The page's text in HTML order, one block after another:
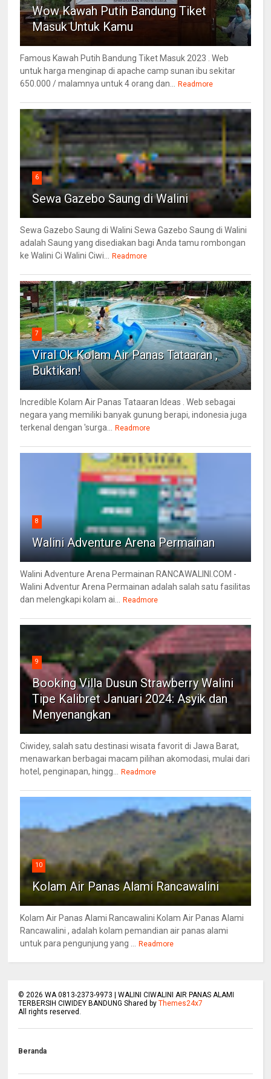
Wow Kawah Putih Bandung Tiket
Masuk Untuk Kamu
Famous Kawah Putih Bandung Tiket Masuk 2023 . Web
untuk harga menginap di apache camp sunan ibu sekitar
650.000 / malamnya untuk 4 orang dan...
Readmore
6
Sewa Gazebo Saung di Walini
Sewa Gazebo Saung di Walini Sewa Gazebo Saung di Walini
adalah Saung yang disediakan bagi Anda tamu rombongan
ke Walini Ci Walini Ciwi...
Readmore
7
Viral Ok Kolam Air Panas Tataaran ,
Buktikan!
Incredible Kolam Air Panas Tataaran Ideas . Web sebagai
negara yang memiliki banyak gunung berapi, indonesia juga
terkenal dengan 'surga...
Readmore
8
Walini Adventure Arena Permainan
Walini Adventure Arena Permainan RANCAWALINI.COM -
Walini Adventur Arena Permainan adalah salah satu fasilitas
dan melengkapi kolam ai...
Readmore
9
Booking Villa Dusun Strawberry Walini
Tipe Kalibret Januari 2024: Asyik dan
Menyenangkan
Ciwidey, salah satu destinasi wisata favorit di Jawa Barat,
menawarkan berbagai macam pilihan akomodasi, mulai dari
hotel, penginapan, hingg...
Readmore
10
Kolam Air Panas Alami Rancawalini
Kolam Air Panas Alami Rancawalini Kolam Air Panas Alami
Rancawalini , adalah kolam pemandian air panas alami
untuk para pengunjung yang ...
Readmore
© 2026 WA 0813-2373-9973 | WALINI CIWALINI AIR PANAS ALAMI
TERBERSIH CIWIDEY BANDUNG Shared byThemes24x7
All rights reserved.
Beranda